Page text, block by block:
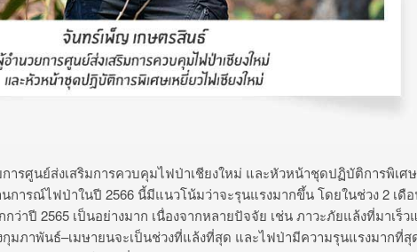
ารศูนย์ส่งเสริมการควบคุมไฟป่าเชียงใหม่ และหัวหน้าชุดปฏิบัติการพิเศษ
นการณ์ไฟป่าในปี 2566 นี้มีแนวโน้มว่าจะรุนแรงมากขึ้น โดยในช่วง2 เดื
กว่าปี 2565 เป็นอย่างมาก เนื่องจากหลายปัจจัย เช่น ภาวะภัยแล้งที่มาเร็ว
กุมภาพันธ์–เมษายนจะเป็นช่วงที่แล้งที่สุด และไฟป่ามีความรุนแรงมากที่สุ